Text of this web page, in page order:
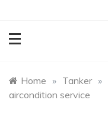
Home » Tanker »
aircondition service